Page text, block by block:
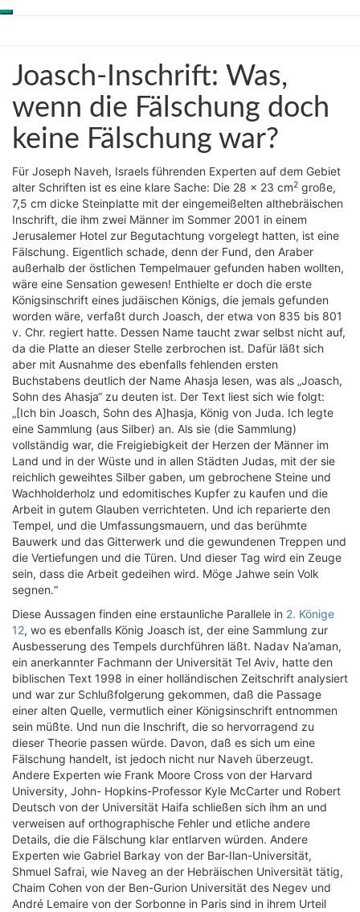
Toggle
Wissenschaft aus
Schöpfungsperspektive
Joasch-
Inschrift:
Was,
wenn
die
Fälschung
doch
keine
Fälschung
war?
Joasch-Inschrift: Was,
wenn die Fälschung doch
keine Fälschung war?
Für Joseph Naveh, Israels führenden Experten auf dem Gebiet
alter Schriften ist es eine klare Sache: Die 28 x 23 cm2 große,
7,5 cm dicke Steinplatte mit der eingemeißelten althebräischen
Inschrift, die ihm zwei Männer im Sommer 2001 in einem
Jerusalemer Hotel zur Begutachtung vorgelegt hatten, ist eine
Fälschung. Eigentlich schade, denn der Fund, den Araber
außerhalb der östlichen Tempelmauer gefunden haben wollten,
wäre eine Sensation gewesen! Enthielte er doch die erste
Königsinschrift eines judäischen Königs, die jemals gefunden
worden wäre, verfaßt durch Joasch, der etwa von 835 bis 801
v. Chr. regiert hatte. Dessen Name taucht zwar selbst nicht auf,
da die Platte an dieser Stelle zerbrochen ist. Dafür läßt sich
aber mit Ausnahme des ebenfalls fehlenden ersten
Buchstabens deutlich der Name Ahasja lesen, was als „Joasch,
Sohn des Ahasja“ zu deuten ist. Der Text liest sich wie folgt:
„[Ich bin Joasch, Sohn des A]hasja, König von Juda. Ich legte
eine Sammlung (aus Silber) an. Als sie (die Sammlung)
vollständig war, die Freigiebigkeit der Herzen der Männer im
Land und in der Wüste und in allen Städten Judas, mit der sie
reichlich geweihtes Silber gaben, um gebrochene Steine und
Wachholderholz und edomitisches Kupfer zu kaufen und die
Arbeit in gutem Glauben verrichteten. Und ich reparierte den
Tempel, und die Umfassungsmauern, und das berühmte
Bauwerk und das Gitterwerk und die gewundenen Treppen und
die Vertiefungen und die Türen. Und dieser Tag wird ein Zeuge
sein, dass die Arbeit gedeihen wird. Möge Jahwe sein Volk
segnen.“
Diese Aussagen finden eine erstaunliche Parallele in 2. Könige
12, wo es ebenfalls König Joasch ist, der eine Sammlung zur
Ausbesserung des Tempels durchführen läßt. Nadav Na’aman,
ein anerkannter Fachmann der Universität Tel Aviv, hatte den
biblischen Text 1998 in einer holländischen Zeitschrift analysiert
und war zur Schlußfolgerung gekommen, daß die Passage
einer alten Quelle, vermutlich einer Königsinschrift entnommen
sein müßte. Und nun die Inschrift, die so hervorragend zu
dieser Theorie passen würde. Davon, daß es sich um eine
Fälschung handelt, ist jedoch nicht nur Naveh überzeugt.
Andere Experten wie Frank Moore Cross von der Harvard
University, John- Hopkins-Professor Kyle McCarter und Robert
Deutsch von der Universität Haifa schließen sich ihm an und
verweisen auf orthographische Fehler und etliche andere
Details, die die Fälschung klar entlarven würden. Andere
Experten wie Gabriel Barkay von der Bar-Ilan-Universität,
Shmuel Safrai, wie Naveg an der Hebräischen Universität tätig,
Chaim Cohen von der Ben-Gurion Universität des Negev und
André Lemaire von der Sorbonne in Paris sind in ihrem Urteil